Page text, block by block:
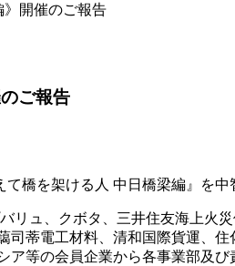
》開催のご報告
ご報告
橋を架ける人 中日橋梁編』を中
リュ、クボタ、三井住友海上火
蒂電工材料、清和国際貨運、
等の会員企業から各事業部及び